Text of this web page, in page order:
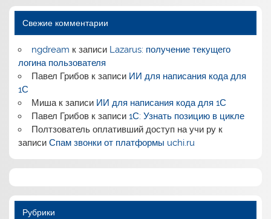
Свежие комментарии
ngdream к записи Lazarus: получение текущего
логина пользователя
Павел Грибовк записи ИИ для написания кода для
1С
Мишак записи ИИ для написания кода для 1С
Павел Грибовк записи 1С: Узнать позицию в цикле
Полтзователь оплативший доступ на учи рук
записиСпам звонки от платформы uchi.ru
Рубрики